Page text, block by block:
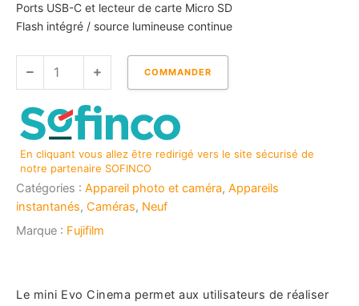
Ports USB-C et lecteur de carte Micro SD
Flash intégré / source lumineuse continue
INSTAX
MINI
EVO
CINEMA
COMMANDER
En cliquant vous allez être redirigé vers le site sécurisé de
notre partenaire SOFINCO
Catégories : Appareil photo et caméra, Appareils
instantanés, Caméras, Neuf
Marque : Fujifilm
Le mini Evo Cinema permet aux utilisateurs de réaliser